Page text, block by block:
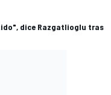
dice Razgatlioglu tras